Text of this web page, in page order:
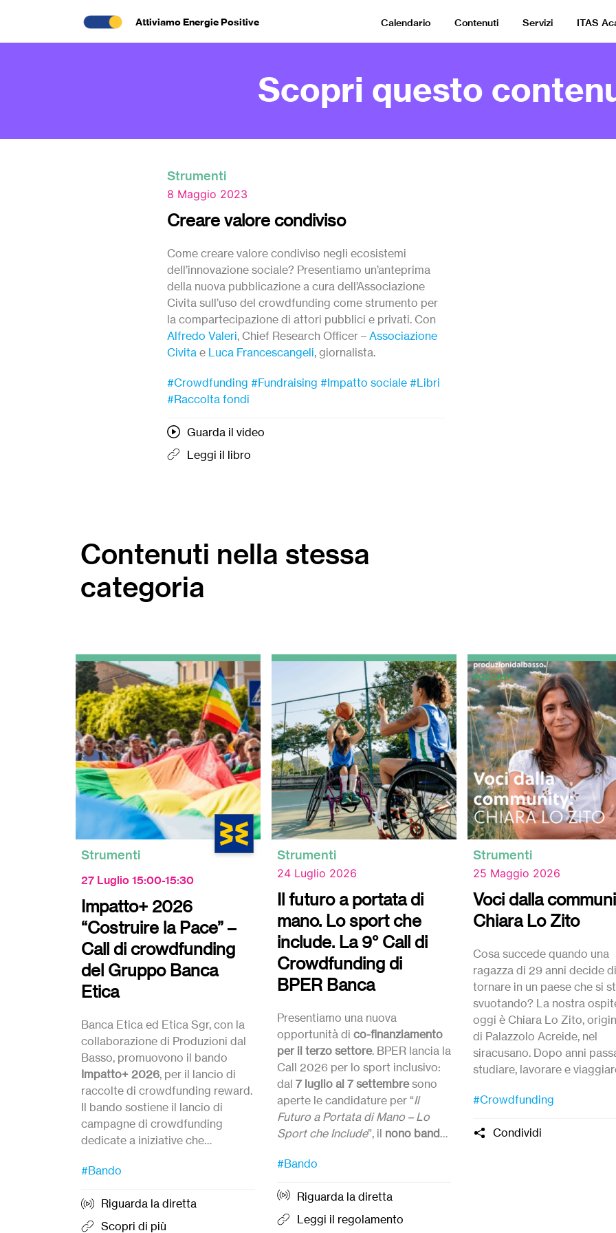
Attiviamo Energie Positive Calendario Contenuti Servizi ITAS
Scopri questo
Strumenti
8 Maggio 2023
Creare valore condiviso
Come creare valore condiviso negli ecosistemi
dell’innovazione sociale? Presentiamo un’anteprima
della nuova pubblicazione a cura dell’Associazione
Civita sull’uso del crowdfunding come strumento per
la compartecipazione di attori pubblici e privati. Con
Alfredo Valeri, Chief Research Officer – Associazione
Civitae Luca Francescangeli, giornalista.
#Crowdfunding #Fundraising #Impatto sociale #Libri
#Raccolta fondi
Guarda il video
Leggi il libro
Contenuti nella stessa
categoria
Strumenti
27 Luglio 15:00-15:30
Impatto+ 2026
“Costruire la Pace” –
Call di crowdfunding
del Gruppo Banca
Etica
Banca Etica ed Etica Sgr, con la
collaborazione di Produzioni dal
Basso, promuovono il bando
Impatto+ 2026, per il lancio di
raccolte di crowdfunding reward.
Il bando sostiene il lancio di
campagne di crowdfunding
dedicate a iniziative che
della nonviolenza e del disarmo.
entro le ore 12:00 del
#Bando
Riguarda la diretta
Scopri di più
Strumenti
24 Luglio 2026
Il futuro a portata di
mano. Lo sport che
include. La 9° Call di
Crowdfunding di
BPER Banca
Presentiamo una nuova
opportunità di co-finanziamento
per il terzo settore. BPER lancia la
Call 2026 per lo sport inclusivo:
dal 7 luglio al 7 settembresono
aperte le candidature per “Il
Futuro a Portata di Mano – Lo
Sport che Include”, il nono bando
quest’anno intende sostenere
l’attività sportiva sempre più
accessibile e inclusiva per
alle 12:00.
#Bando
Riguarda la diretta
Leggi il regolamento
Strumenti
25 Maggio 2026
Voci dalla
Chiara Lo Zito
Cosa succede quando una
ragazza di 29 anni decide di
tornare in un paese che si
svuotando? La nostra
oggi è Chiara Lo Zito,
di Palazzolo Acreide, nel
siracusano. Dopo anni
studiare, lavorare e
un’idea: riaprire un bar di
farne un presidio per la
#Crowdfunding
Condividi